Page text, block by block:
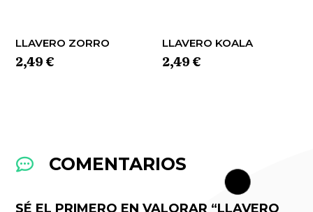
LLAVERO ZORRO
2,49 €
LLAVERO KOALA
2,49 €
 COMENTARIOS
SÉ EL PRIMERO EN VALORAR “LLAVERO